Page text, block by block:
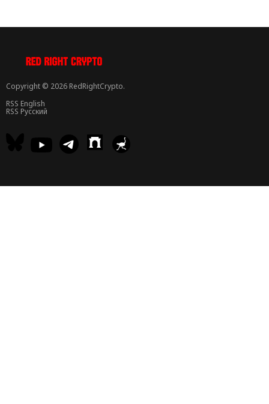
Copyright © 2026 RedRightCrypto.
RSS English
RSS Русский